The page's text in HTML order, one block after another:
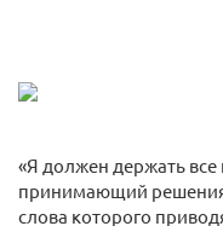
«Я должен держать
принимающий
слова которого